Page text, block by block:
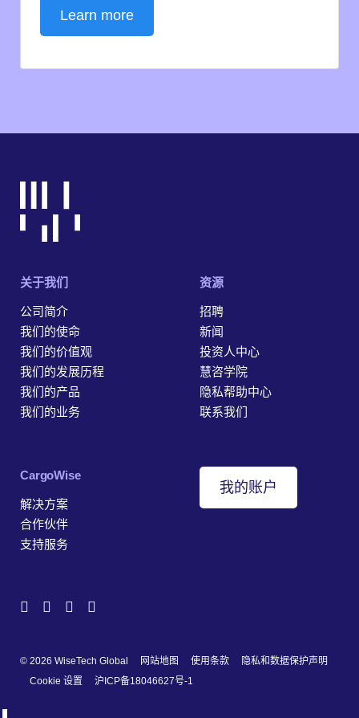
Learn more
关于我们
公司简介
我们的使命
我们的价值观
我们的发展历程
我们的产品
我们的业务
资源
招聘
新闻
投资人中心
慧咨学院
隐私帮助中心
联系我们
‎CargoWise
解决方案
合作伙伴
支持服务
我的账户
© 2026 WiseTech Global 网站地图 使用条款
隐私和数据保护声明
Cookie 设置
沪ICP备18046627号-1